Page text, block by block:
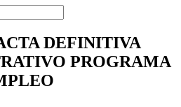
DEFINITIVA
PROGRAMA